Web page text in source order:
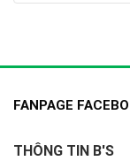
FANPAGE
THÔNG TIN B'S